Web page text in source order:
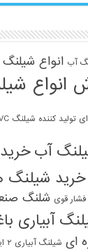
آب انواع
انواع
تولید کننده شیلنگ PVC
آب
خرید شیلنگ
قوی شلنگ
آبیاری
ای شیلنگ آبیاری ۲ اینچ شیلنگ آبیاری بارانی